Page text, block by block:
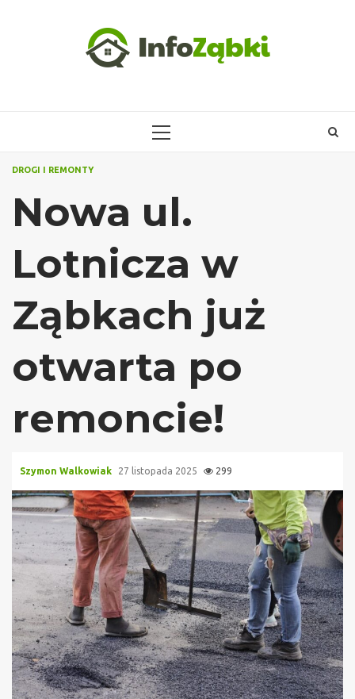
PRIMARY
DROGI I REMONTY
Nowa ul.
Lotnicza w
Ząbkach już
otwarta po
remoncie!
Szymon Walkowiak 27 listopada 2025 299